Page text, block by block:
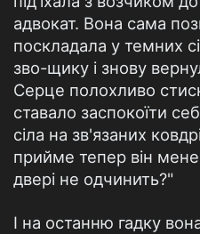
адвокат. Вона сама
поскладала у темних
зво-щику і знову
Серце полохливо
ставало заспокоїти
сіла на зв'язаних
прийме тепер він
двері не одчинить?"
І на останню гадку